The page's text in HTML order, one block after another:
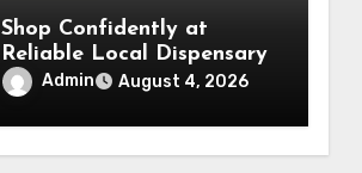
Shop Confidently at
Reliable Local Dispensary
Admin August 4, 2026